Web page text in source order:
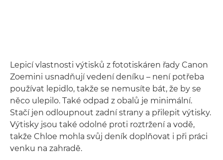
Lepicí vlastnosti výtisků z fototiskáren řady Canon
Zoemini usnadňují vedení deníku – není potřeba
používat lepidlo, takže se nemusíte bát, že by se
něco ulepilo. Také odpad z obalů je minimální.
Stačí jen odloupnout zadní strany a přilepit výtisky.
Výtisky jsou také odolné proti roztržení a vodě,
takže Chloe mohla svůj deník doplňovat i při práci
venku na zahradě.